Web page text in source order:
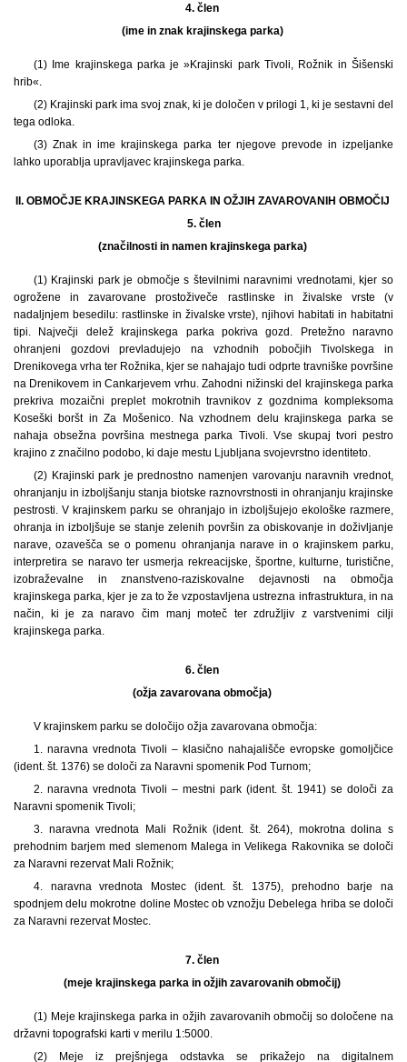
4. člen
(ime in znak krajinskega parka)
(1) Ime krajinskega parka je »Krajinski park Tivoli, Rožnik in Šišenski
hrib«.
(2) Krajinski park ima svoj znak, ki je določen v prilogi 1, ki je sestavni del
tega odloka.
(3) Znak in ime krajinskega parka ter njegove prevode in izpeljanke
lahko uporablja upravljavec krajinskega parka.
II. OBMOČJE KRAJINSKEGA PARKA IN OŽJIH ZAVAROVANIH OBMOČIJ
5. člen
(značilnosti in namen krajinskega parka)
(1) Krajinski park je območje s številnimi naravnimi vrednotami, kjer so
ogrožene in zavarovane prostoživeče rastlinske in živalske vrste (v
nadaljnjem besedilu: rastlinske in živalske vrste), njihovi habitati in habitatni
tipi. Največji delež krajinskega parka pokriva gozd. Pretežno naravno
ohranjeni gozdovi prevladujejo na vzhodnih pobočjih Tivolskega in
Drenikovega vrha ter Rožnika, kjer se nahajajo tudi odprte travniške površine
na Drenikovem in Cankarjevem vrhu. Zahodni nižinski del krajinskega parka
prekriva mozaični preplet mokrotnih travnikov z gozdnima kompleksoma
Koseški boršt in Za Mošenico. Na vzhodnem delu krajinskega parka se
nahaja obsežna površina mestnega parka Tivoli. Vse skupaj tvori pestro
krajino z značilno podobo, ki daje mestu Ljubljana svojevrstno identiteto.
(2) Krajinski park je prednostno namenjen varovanju naravnih vrednot,
ohranjanju in izboljšanju stanja biotske raznovrstnosti in ohranjanju krajinske
pestrosti. V krajinskem parku se ohranjajo in izboljšujejo ekološke razmere,
ohranja in izboljšuje se stanje zelenih površin za obiskovanje in doživljanje
narave, ozavešča se o pomenu ohranjanja narave in o krajinskem parku,
interpretira se naravo ter usmerja rekreacijske, športne, kulturne, turistične,
izobraževalne in znanstveno-raziskovalne dejavnosti na območja
krajinskega parka, kjer je za to že vzpostavljena ustrezna infrastruktura, in na
način, ki je za naravo čim manj moteč ter združljiv z varstvenimi cilji
krajinskega parka.
6. člen
(ožja zavarovana območja)
V krajinskem parku se določijo ožja zavarovana območja:
1. naravna vrednota Tivoli – klasično nahajališče evropske gomoljčice
(ident. št. 1376) se določi za Naravni spomenik Pod Turnom;
2. naravna vrednota Tivoli – mestni park (ident. št. 1941) se določi za
Naravni spomenik Tivoli;
3. naravna vrednota Mali Rožnik (ident. št. 264), mokrotna dolina s
prehodnim barjem med slemenom Malega in Velikega Rakovnika se določi
za Naravni rezervat Mali Rožnik;
4. naravna vrednota Mostec (ident. št. 1375), prehodno barje na
spodnjem delu mokrotne doline Mostec ob vznožju Debelega hriba se določi
za Naravni rezervat Mostec.
7. člen
(meje krajinskega parka in ožjih zavarovanih območij)
(1) Meje krajinskega parka in ožjih zavarovanih območij so določene na
državni topografski karti v merilu 1:5000.
(2) Meje iz prejšnjega odstavka se prikažejo na digitalnem